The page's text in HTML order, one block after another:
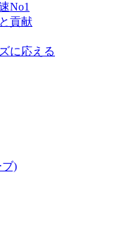
No1
貢献
に応える
)